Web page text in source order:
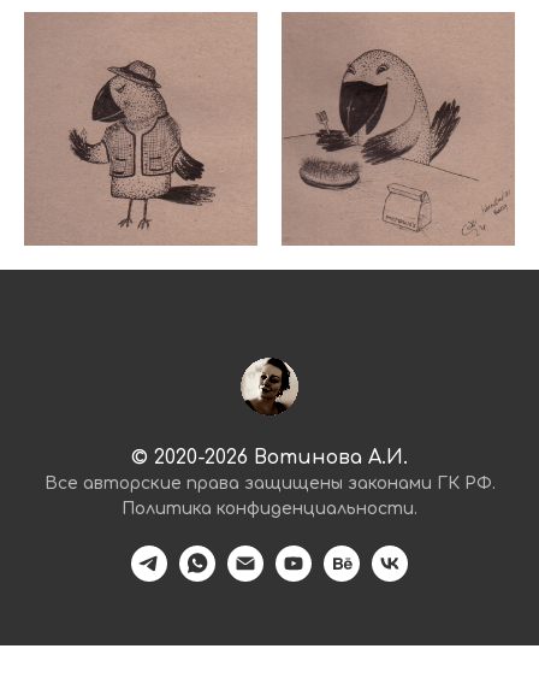
© 2020-2026 Вотинова А.И.
Все авторские права защищены законами ГК РФ.
Политика конфиденциальности.